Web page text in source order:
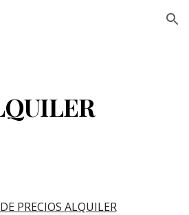
Skip to navigation
PRECIOS ALQUILER